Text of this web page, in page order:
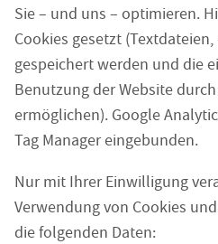
Sie – und uns – optimieren.
Cookies gesetzt
gespeichert werden und die
Benutzung der Website
ermöglichen). Google
Tag Manager eingebunden.
Nur mit Ihrer Einwilligung
Verwendung von Cookies
die folgenden Daten: